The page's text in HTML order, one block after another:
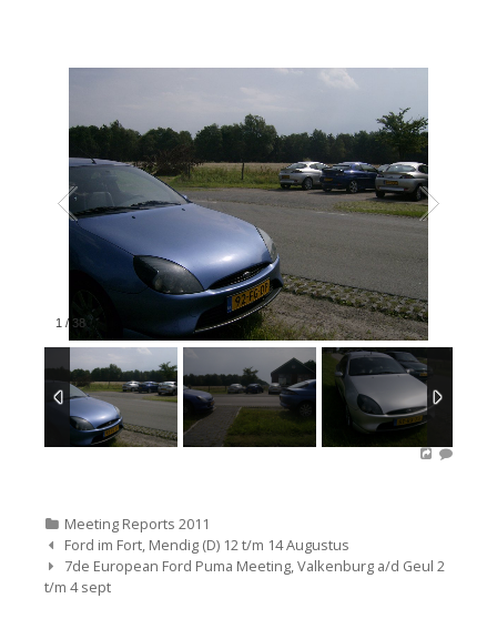
1 / 38
Categorieën
Meeting Reports 2011
Bericht
navigatie
Ford im Fort, Mendig (D) 12 t/m 14 Augustus
7de European Ford Puma Meeting, Valkenburg a/d Geul 2
t/m 4 sept